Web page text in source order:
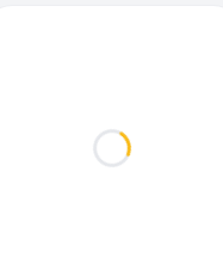
Loading...